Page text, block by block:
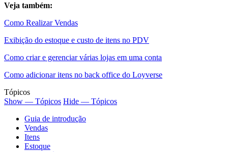
Veja também:
Como Realizar Vendas
Exibição do estoque e custo de itens no PDV
Como criar e gerenciar várias lojas em uma conta
Como adicionar itens no back office do Loyverse
Tópicos
Show — Tópicos Hide — Tópicos
Guia de introdução
Vendas
Itens
Estoque